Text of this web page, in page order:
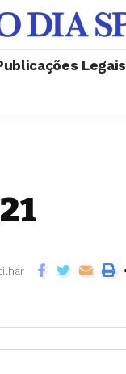
Legais